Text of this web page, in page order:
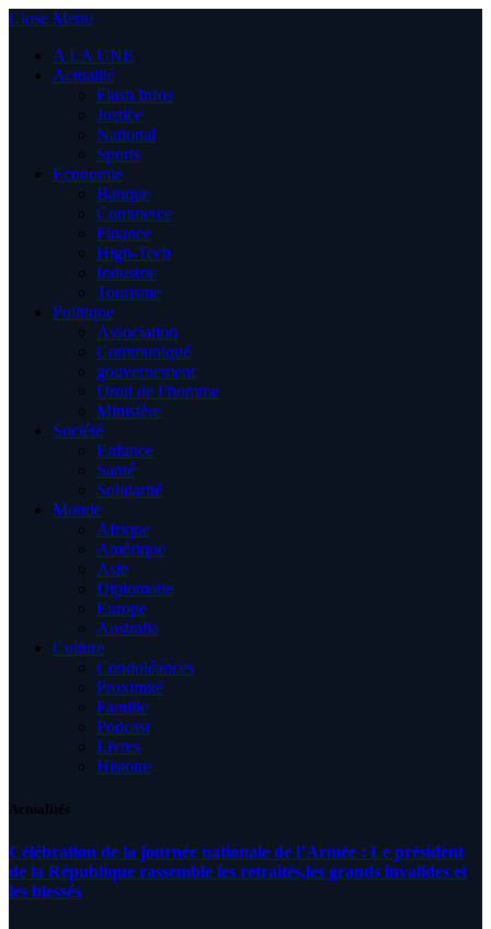
Close Menu
A LA UNE
Actualité
Flash Infos
Justice
National
Sports
Economie
Banque
Commerce
Finance
High-Tech
Industrie
Tourisme
Politique
Association
Communiqué
gouvernement
Droit de l’homme
Ministère
Société
Enfance
Santé
Solidarité
Monde
Afrique
Amérique
Asie
Diplomatie
Europe
Australia
Culture
Condoléances
Proximité
Famille
Podcast
Livres
Histoire
Actualités
Célébration de la journée nationale de l’Armée : Le président
de la République rassemble les retraités,les grands invalides et
les blessés